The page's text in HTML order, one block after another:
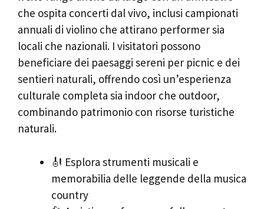
che ospita concerti dal vivo, inclusi campionati
annuali di violino che attirano performer sia
locali che nazionali. I visitatori possono
beneficiare dei paesaggi sereni per picnic e dei
sentieri naturali, offrendo così un’esperienza
culturale completa sia indoor che outdoor,
combinando patrimonio con risorse turistiche
naturali.
🎻 Esplora strumenti musicali e
memorabilia delle leggende della musica
country